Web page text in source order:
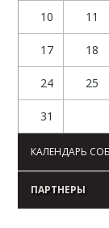
10 11
17 18
24 25
31
КАЛЕНДАРЬ
ПАРТНЕРЫ